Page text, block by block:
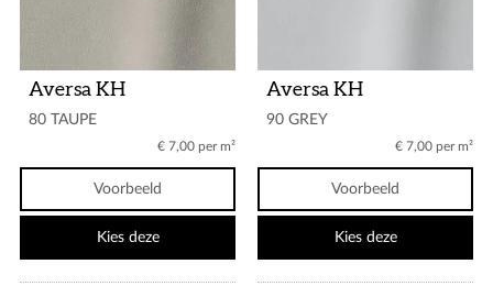
Aversa KH
80 TAUPE
€ 7,00 per m²
Voorbeeld
Kies deze
Aversa KH
90 GREY
€ 7,00 per m²
Voorbeeld
Kies deze